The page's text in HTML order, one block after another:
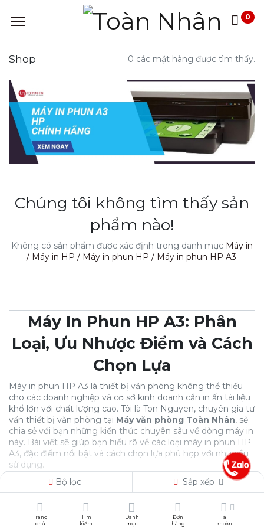
Bộ lọc Sắp xếp
Trang
chủ
Tìm
kiếm
Danh
mục
Đơn
hàng
Tài
khoản
0
Shop 0 các mặt hàng được tìm thấy.
Chúng tôi không tìm thấy sản
phẩm nào!
Không có sản phẩm được xác định trong danh mục Máy in
/ Máy in HP / Máy in phun HP / Máy in phun HP A3.
Máy In Phun HP A3: Phân
Loại, Ưu Nhược Điểm và Cách
Chọn Lựa
Máy in phun HP A3 là thiết bị văn phòng không thể thiếu
cho các doanh nghiệp và cơ sở kinh doanh cần in ấn tài liệu
khổ lớn với chất lượng cao. Tôi là Ton Nguyen, chuyên gia tư
vấn thiết bị văn phòng tại Máy văn phòng Toàn Nhân, sẽ
chia sẻ với bạn những kiến thức chuyên sâu về dòng máy in
này. Bài viết sẽ giúp bạn hiểu rõ về các loại máy in phun HP
A3, đặc điểm nổi bật và cách chọn lựa phù hợp với nhu cầu
sử dụng.
1. Giới thiệu về Máy In Phun HP